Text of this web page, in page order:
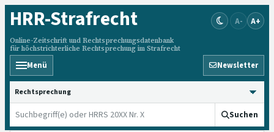
HRR-Strafrecht
Online-Zeitschrift und Rechtsprechungsdatenbank
für höchstrichterliche Rechtsprechung im Strafrecht
A- A+
Menü Newsletter
HRRS durchsuchen
Suchen